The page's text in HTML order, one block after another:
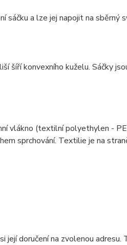
sáčku a lze jej napojit na sběrný
šíří konvexního kuželu. Sáčky
vlákno (textilní polyethylen -
sprchování. Textilie je na
doručení na zvolenou adresu.